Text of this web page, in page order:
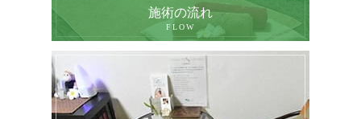
施術の流れ
FLOW